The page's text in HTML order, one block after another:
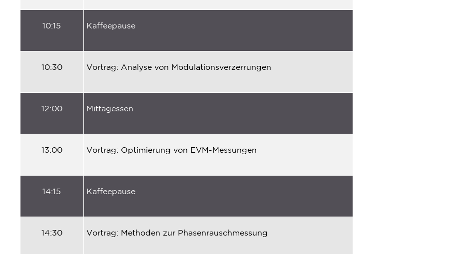
10:15 Kaffeepause
10:30 Vortrag: Analyse von Modulationsverzerrungen
12:00 Mittagessen
13:00 Vortrag: Optimierung von EVM- Messungen
14:15 Kaffeepause
14:30 Vortrag: Methoden zur Phasenrauschmessung